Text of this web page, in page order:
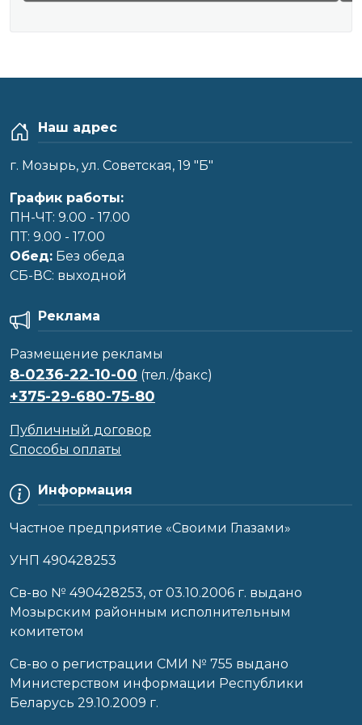
Наш адрес
г. Мозырь, ул. Советская, 19 "Б"
График работы:
ПН-ЧТ: 9.00 - 17.00
ПТ: 9.00 - 17.00
Обед: Без обеда
CБ-ВС: выходной
Информация
Частное предприятие «Своими Глазами»
УНП 490428253
Cв-во № 490428253, от 03.10.2006 г. выдано
Мозырским районным исполнительным
комитетом
Св-во о регистрации СМИ № 755 выдано
Министерством информации Республики
Беларусь 29.10.2009 г.
Реклама
Размещение рекламы
8-0236-22-10-00 (тел./факс)
+375-29-680-75-80
Публичный договор
Способы оплаты